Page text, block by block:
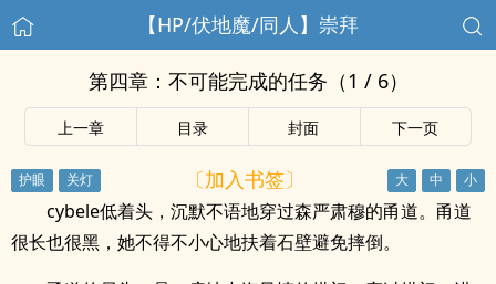
【HP/伏地魔/同人】崇拜
第四章：不可能完成的任务（1 / 6）
上一章 目录 封面 下一页
〔加入书签〕
cybele低着头，沉默不语地穿过森严肃穆的甬道。甬道
很长也很黑，她不得不小心地扶着石壁避免摔倒。